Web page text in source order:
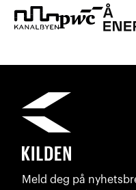
Meld deg på